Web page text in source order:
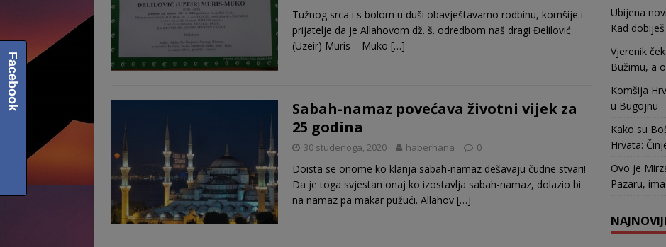
Tužnog srca i s bolom u duši obavještavamo rodbinu, komšije i
prijatelje da je Allahovom dž. š. odredbom naš dragi Đelilović
(Uzeir) Muris – Muko […]
Sabah-namaz povećava životni vijek za
25 godina
30 studenoga, 2020 haberhana 0
Doista se onome ko klanja sabah-namaz dešavaju čudne stvari!
Da je toga svjestan onaj ko izostavlja sabah-namaz, dolazio bi
na namaz pa makar pužući. Allahov […]
Ubijena
Kad
Vjerenik
Bužimu, a
Komšija
u Bugojnu
Kako su
Hrvata:
Ovo je
Pazaru,
Facebook